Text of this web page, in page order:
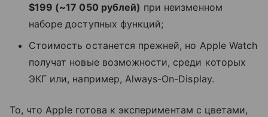
$199 (~17 050 рублей) при неизменном
наборе доступных функций;
Стоимость останется прежней, но Apple Watch
получат новые возможности, среди которых
ЭКГ или, например, Always-On-Display.
То, что Apple готова к экспериментам с цветами,